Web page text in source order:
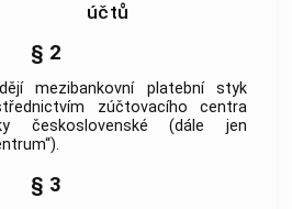
účtů
§ 2
mezibankovní platební styk
zúčtovacího centra
československé (dále jen
§ 3